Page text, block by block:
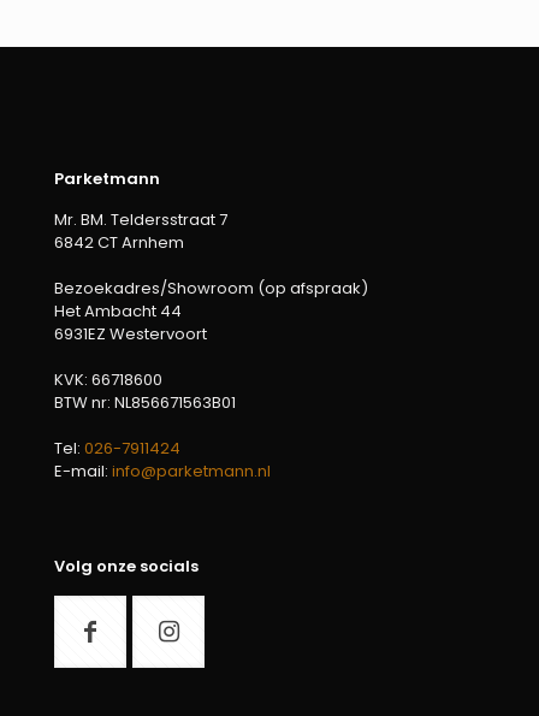
Parketmann
Mr. BM. Teldersstraat 7
6842 CT Arnhem
Bezoekadres/Showroom (op afspraak)
Het Ambacht 44
6931EZ Westervoort
KVK: 66718600
BTW nr: NL856671563B01
Tel: 026-7911424
E-mail: info@parketmann.nl
Volg onze socials